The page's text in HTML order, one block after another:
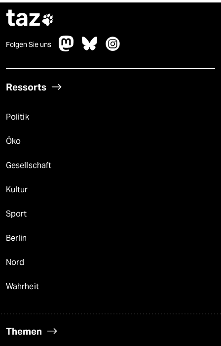
taz
Folgen Sie uns
Ressorts
Politik
Öko
Gesellschaft
Kultur
Sport
Berlin
Nord
Wahrheit
Themen